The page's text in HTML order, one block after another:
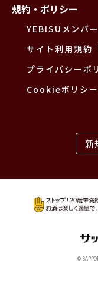
規約・ポリシー
YEBISUメンバ
サイト利用規約
プライバシーポ
Cookieポリシー
新
©